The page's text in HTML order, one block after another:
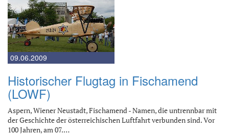
09.06.2009
Historischer Flugtag in Fischamend
(LOWF)
Aspern, Wiener Neustadt, Fischamend - Namen, die untrennbar mit
der Geschichte der österreichischen Luftfahrt verbunden sind. Vor
100 Jahren, am 07.…